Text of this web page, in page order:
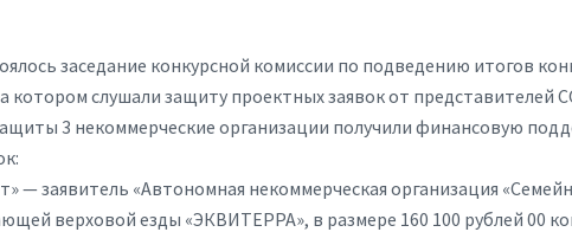
заседание конкурсной комиссии по подведению итогов
котором слушали защиту проектных заявок от представителей
3 некоммерческие организации получили финансовую
— заявитель «Автономная некоммерческая организация
верховой езды «ЭКВИТЕРРА», в размере 160 100 рублей 00